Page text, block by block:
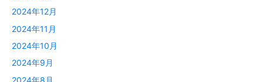
2024年12月
2024年11月
2024年10月
2024年9月
2024年8月